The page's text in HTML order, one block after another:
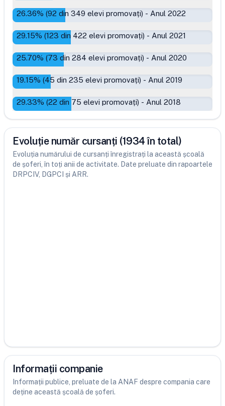
26.36% (92 din 349 elevi promovați) - Anul 2022
29.15% (123 din 422 elevi promovați) - Anul 2021
25.70% (73 din 284 elevi promovați) - Anul 2020
19.15% (45 din 235 elevi promovați) - Anul 2019
29.33% (22 din 75 elevi promovați) - Anul 2018
Evoluție număr cursanți (1934 în total)
Evoluția numărului de cursanți înregistrați la această școală
de șoferi, în toți anii de activitate. Date preluate din rapoartele
DRPCIV, DGPCI și ARR.
Informații companie
Informații publice, preluate de la ANAF despre compania care
deține această școală de șoferi.